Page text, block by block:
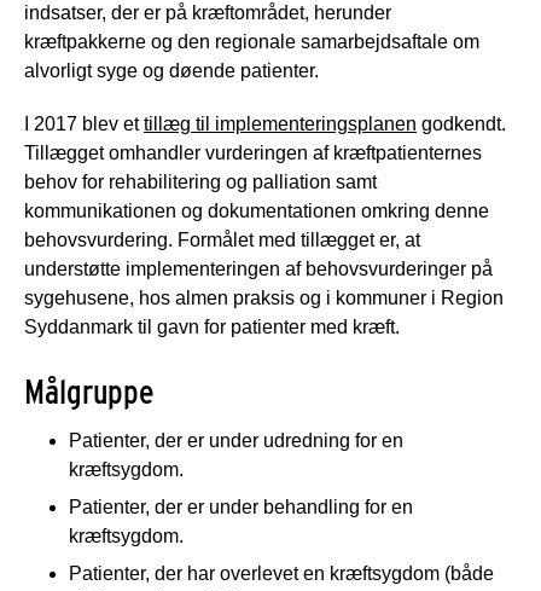
indsatser, der er på kræftområdet, herunder
kræftpakkerne og den regionale samarbejdsaftale om
alvorligt syge og døende patienter.
I 2017 blev ettillæg til implementeringsplanen godkendt.
Tillægget omhandler vurderingen af kræftpatienternes
behov for rehabilitering og palliation samt
kommunikationen og dokumentationen omkring denne
behovsvurdering. Formålet med tillægget er, at
understøtte implementeringen af behovsvurderinger på
sygehusene, hos almen praksis og i kommuner i Region
Syddanmark til gavn for patienter med kræft.
Målgruppe
Patienter, der er under udredning for en
kræftsygdom.
Patienter, der er under behandling for en
kræftsygdom.
Patienter, der har overlevet en kræftsygdom (både